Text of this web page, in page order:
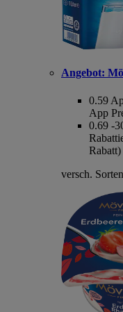
Angebot:
0.59
App
0.69 -
Rabatt)
versch.